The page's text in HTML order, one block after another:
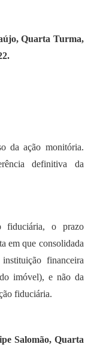
Quarta Turma,
da ação monitória.
definitiva da
fiduciária, o prazo
em que consolidada
financeira
imóvel), e não da
fiduciária.
Salomão, Quarta